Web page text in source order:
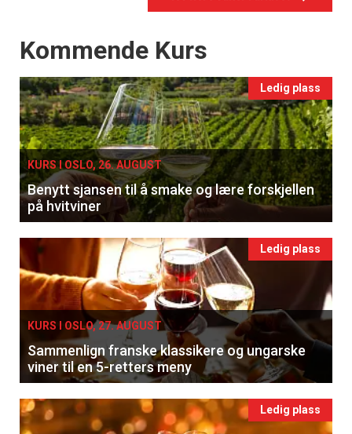
Events
Kommende Kurs
Ledig plass
KURS I OSLO, 26. AUGUST
Benytt sjansen til å smake og lære forskjellen
på hvitviner
Ledig plass
KURS I OSLO, 27. AUGUST
Sammenlign franske klassikere og ungarske
viner til en 5-retters meny
Ledig plass